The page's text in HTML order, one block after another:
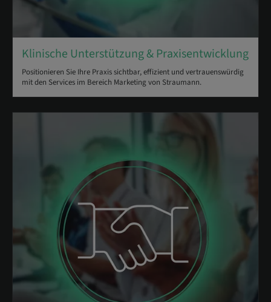
Klinische Unterstützung & Praxisentwicklung
Positionieren Sie Ihre Praxis sichtbar, effizient und vertrauenswürdig
mit den Services im Bereich Marketing von Straumann.